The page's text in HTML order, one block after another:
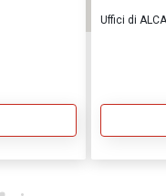
Uffici di